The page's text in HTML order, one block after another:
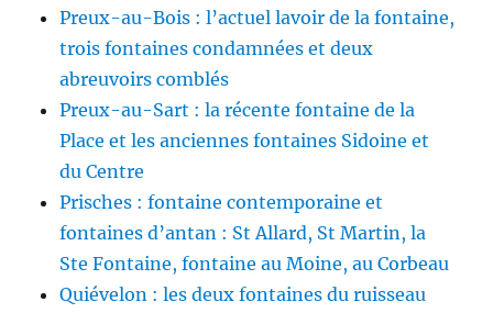
Preux-au-Bois : l’actuel lavoir de la fontaine,
trois fontaines condamnées et deux
abreuvoirs comblés
Preux-au-Sart : la récente fontaine de la
Place et les anciennes fontaines Sidoine et
du Centre
Prisches : fontaine contemporaine et
fontaines d’antan : St Allard, St Martin, la
Ste Fontaine, fontaine au Moine, au Corbeau
Quiévelon : les deux fontaines du ruisseau